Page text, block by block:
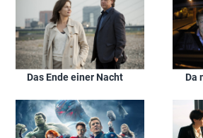
Das Ende einer Nacht Da